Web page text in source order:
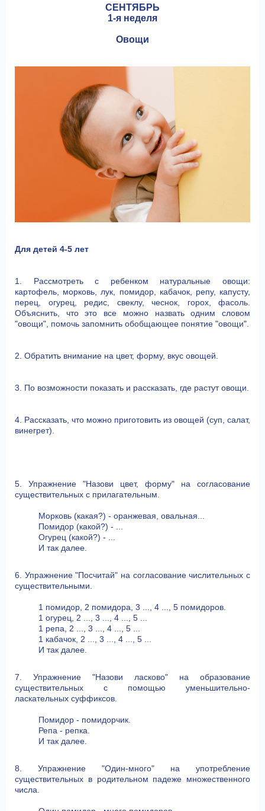
СЕНТЯБРЬ
1-я неделя
Овощи
Для детей 4-5 лет
1. Рассмотреть с ребенком натуральные овощи:
картофель, морковь, лук, помидор, кабачок, репу, капусту,
перец, огурец, редис, свеклу, чеснок, горох, фасоль.
Объяснить, что это все можно назвать одним словом
"овощи", помочь запомнить обобщающее понятие "овощи".
2. Обратить внимание на цвет, форму, вкус овощей.
3. По возможности показать и рассказать, где растут овощи.
4. Рассказать, что можно приготовить из овощей (суп, салат,
винегрет).
5. Упражнение "Назови цвет, форму" на согласование
существительных с прилагательным.
Морковь (какая?) - оранжевая, овальная...
Помидор (какой?) - ...
Огурец (какой?) - ...
И так далее.
6. Упражнение "Посчитай" на согласование числительных с
существительными.
1 помидор, 2 помидора, 3 ..., 4 ..., 5 помидоров.
1 огурец, 2 ..., 3 ..., 4 ..., 5 ...
1 репа, 2 ..., 3 ..., 4 ..., 5 ...
1 кабачок, 2 ..., 3 ..., 4 ..., 5 ...
И так далее.
7. Упражнение "Назови ласково" на образование
существительных с помощью уменьшительно-
ласкательных суффиксов.
Помидор - помидорчик.
Репа - репка.
И так далее.
8. Упражнение "Один-много" на употребление
существительных в родительном падеже множественного
числа.